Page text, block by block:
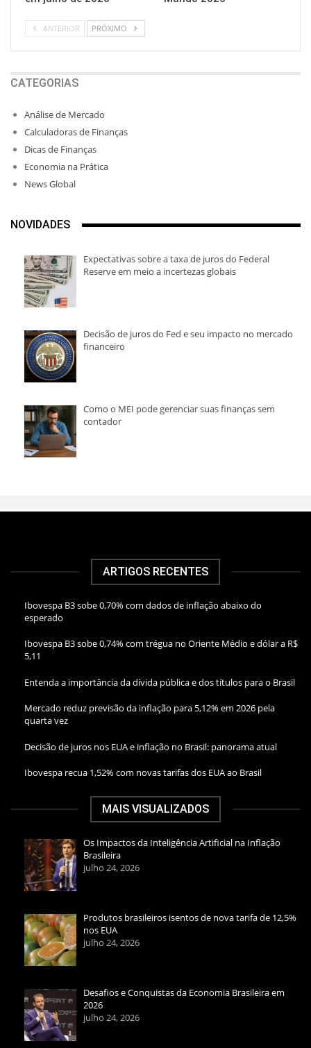
ANTERIOR PRÓXIMO
CATEGORIAS
Análise de Mercado
Calculadoras de Finanças
Dicas de Finanças
Economia na Prática
News Global
NOVIDADES
Expectativas sobre a taxa de juros do Federal
Reserve em meio a incertezas globais
Decisão de juros do Fed e seu impacto no mercado
financeiro
Como o MEI pode gerenciar suas finanças sem
contador
ARTIGOS RECENTES
Ibovespa B3 sobe 0,70% com dados de inflação abaixo do
esperado
Ibovespa B3 sobe 0,74% com trégua no Oriente Médio e dólar a R$
5,11
Entenda a importância da dívida pública e dos títulos para o Brasil
Mercado reduz previsão da inflação para 5,12% em 2026 pela
quarta vez
Decisão de juros nos EUA e inflação no Brasil: panorama atual
Ibovespa recua 1,52% com novas tarifas dos EUA ao Brasil
MAIS VISUALIZADOS
Os Impactos da Inteligência Artificial na Inflação
Brasileira
julho 24, 2026
Produtos brasileiros isentos de nova tarifa de 12,5%
nos EUA
julho 24, 2026
Desafios e Conquistas da Economia Brasileira em
2026
julho 24, 2026